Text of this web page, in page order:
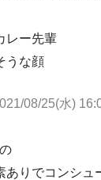
レー先輩
うな顔
08/25(水)
ありでコンシュ